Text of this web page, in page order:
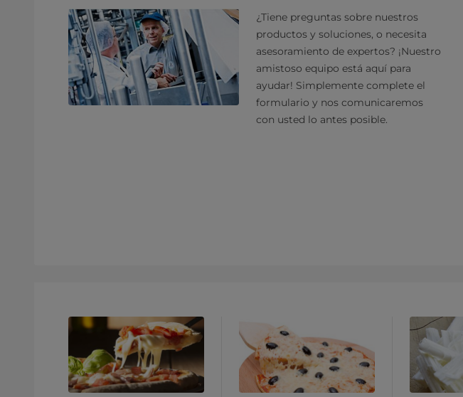
¿Tiene preguntas sobre nuestros
productos y soluciones, o necesita
asesoramiento de expertos? ¡Nuestro
amistoso equipo está aquí para
ayudar! Simplemente complete el
formulario y nos comunicaremos
con usted lo antes posible.